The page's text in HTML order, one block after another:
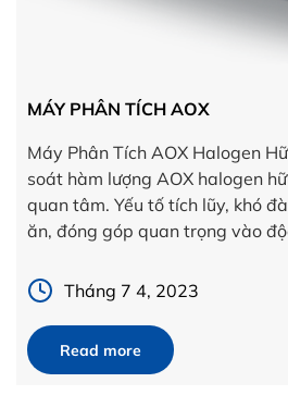
MÁY PHÂN TÍCH AOX
Máy Phân Tích AOX Halogen
soát hàm lượng AOX halogen
quan tâm. Yếu tố tích lũy, khó
ăn, đóng góp quan trọng vào
một […]Tháng 7 4, 2023
Read more